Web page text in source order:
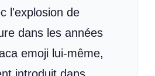
l'explosion de
dans les années
emoji lui-même,